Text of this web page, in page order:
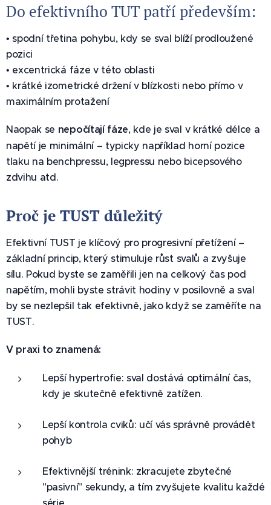
Do efektivního TUT patří především:
• spodní třetina pohybu, kdy se sval blíží prodloužené
pozici
• excentrická fáze v této oblasti
• krátké izometrické držení v blízkosti nebo přímo v
maximálním protažení
Naopak se nepočítají fáze, kde je sval v krátké délce a
napětí je minimální – typicky například horní pozice
tlaku na benchpressu, legpressu nebo bicepsového
zdvihu atd.
Proč je TUST důležitý
Efektivní TUST je klíčový pro progresivní přetížení –
základní princip, který stimuluje růst svalů a zvyšuje
sílu. Pokud byste se zaměřili jen na celkový čas pod
napětím, mohli byste strávit hodiny v posilovně a sval
by se nezlepšil tak efektivně, jako když se zaměříte na
TUST.
V praxi to znamená:
Lepší hypertrofie: sval dostává optimální čas,
kdy je skutečně efektivně zatížen.
Lepší kontrola cviků: učí vás správně provádět
pohyb
Efektivnější trénink: zkracujete zbytečné
"pasivní" sekundy, a tím zvyšujete kvalitu každé
série.